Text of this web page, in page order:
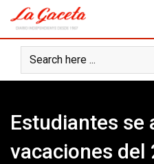
content
Estudiantes se
vacaciones del